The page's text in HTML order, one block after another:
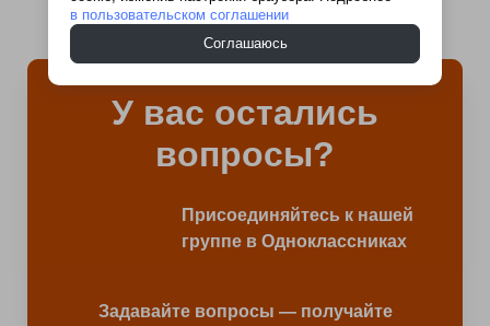
У вас остались
вопросы?
Присоединяйтесь к нашей
группе в Одноклассниках
Задавайте вопросы — получайте
в пользовательском соглашении
Соглашаюсь